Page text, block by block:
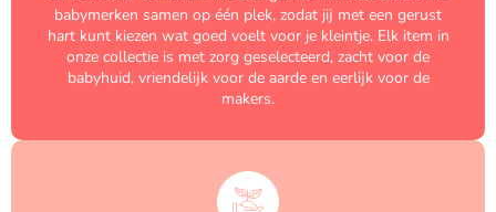
babymerken samen op één plek, zodat jij met een gerust
hart kunt kiezen wat goed voelt voor je kleintje. Elk item in
onze collectie is met zorg geselecteerd, zacht voor de
babyhuid, vriendelijk voor de aarde en eerlijk voor de
makers.